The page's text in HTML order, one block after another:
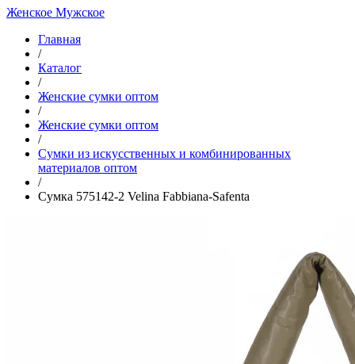
Женское Мужское
Главная
/
Каталог
/
Женские сумки оптом
/
Женские сумки оптом
/
Cумки из искусственных и комбинированных
материалов оптом
/
Сумка 575142-2 Velina Fabbiana-Safenta